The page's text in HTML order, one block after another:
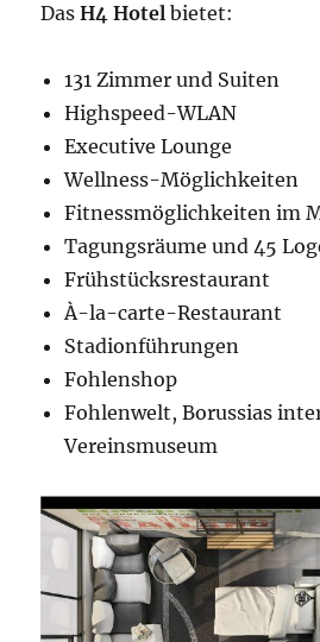
DasH4 Hotel bietet:
131 Zimmer und Suiten
Highspeed-WLAN
Executive Lounge
Wellness-Möglichkeiten
Fitnessmöglichkeiten im
Tagungsräume und 45
Frühstücksrestaurant
À-la-carte-Restaurant
Stadionführungen
Fohlenshop
Fohlenwelt, Borussias
Vereinsmuseum